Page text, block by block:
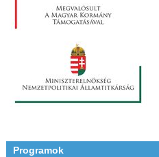
Programok